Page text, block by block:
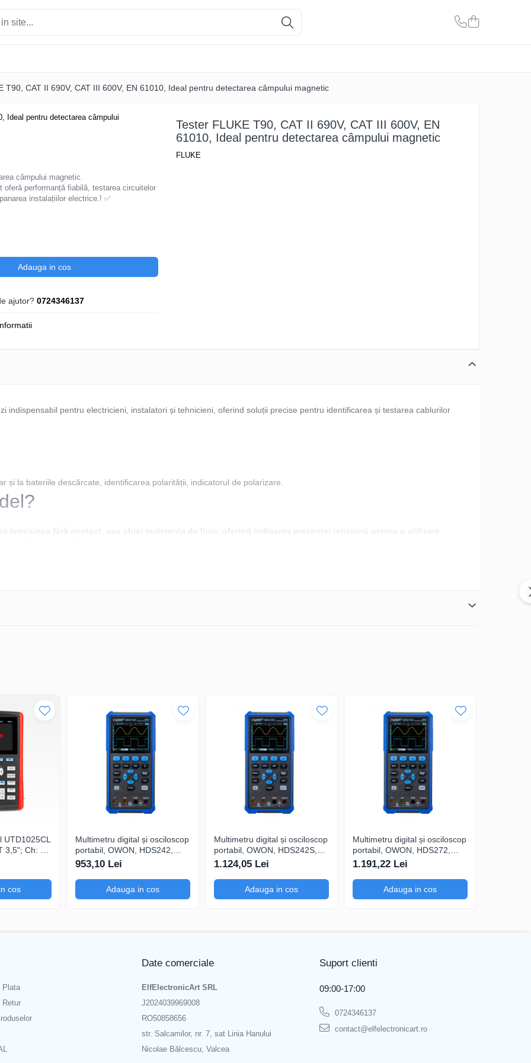
T90, CAT II 690V, CAT III 600V, EN 61010, Ideal pentru detectarea câmpului magnetic
Tester FLUKE T90, CAT II 690V, CAT III 600V, EN
61010, Ideal pentru detectarea câmpului magnetic
FLUKE
câmpului magnetic.
oferă performanță fiabilă, testarea circuitelor
instalațiilor electrice.! ✅
Adauga in cos
ajutor? 0724346137
indispensabil pentru electricieni, instalatori și tehnicieni, oferind soluții precise pentru identificarea și testarea cablurilor
și la bateriile descărcate, identificarea polarității, indicatorul de polarizare.
tensiunea fără contact, sau chiar rezistenta de linie, oferind indicarea prezenței tensiunii pentru o utilizare
baterie LR03 AAA 1,5V x2
12V, 24V, 50V, 120V, 230V, 400V, 690V
12V, 24V, 50V, 120V, 230V, 400V, 690V
Indicație acustică, indicație optică, 0Ω... 400kΩ
secvenței de fază 12...690V AC
±(3% + 5 cifre)
UTD1025CL
3,5"; Ch: 1;
cos
Multimetru digital și osciloscop
portabil, OWON, HDS242,
200mV-1kV, 200mA-
953,10 Lei
Adauga in cos
Multimetru digital și osciloscop
portabil, OWON, HDS242S,
200mV-1kV, 200mA-
1.124,05 Lei
Adauga in cos
Multimetru digital și osciloscop
portabil, OWON, HDS272,
200mV-1kV, 200mA-
1.191,22 Lei
Adauga in cos
Plata
Retur
Date comerciale
ElfElectronicArt SRL
J2024039969008
RO50858656
str. Salcamilor, nr. 7, sat Linia Hanului
Nicolae Bălcescu, Valcea
Suport clienti
09:00-17:00
0724346137
contact@elfelectronicart.ro